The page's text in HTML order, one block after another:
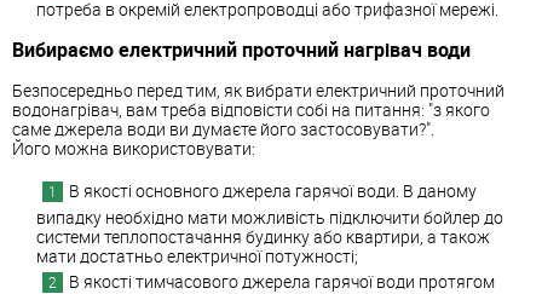
потреба в окремій електропроводці або трифазної мережі.
Вибираємо електричний проточний нагрівач води
Безпосередньо перед тим, як вибрати електричний проточний
водонагрівач, вам треба відповісти собі на питання: "з якого
саме джерела води ви думаєте його застосовувати?".
Його можна використовувати:
В якості основного джерела гарячої води. В даному
випадку необхідно мати можливість підключити бойлер до
системи теплопостачання будинку або квартири, а також
мати достатньо електричної потужності;
В якості тимчасового джерела гарячої води протягом